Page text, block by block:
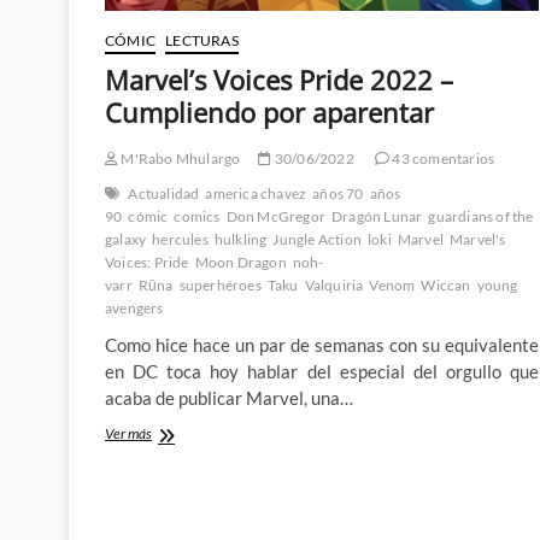
CÓMIC LECTURAS
Marvel’s Voices Pride 2022 –
Cumpliendo por aparentar
M'Rabo Mhulargo 30/06/2022
43 comentarios
Actualidad america chavez años 70 años
90 cómic comics Don McGregor Dragón Lunar guardians of the
galaxy hercules hulkling Jungle Action loki Marvel Marvel's
Voices: Pride Moon Dragon noh-
varr Rūna superhéroes Taku Valquiria Venom Wiccan young
avengers
Como hice hace un par de semanas con su equivalente
en DC toca hoy hablar del especial del orgullo que
acaba de publicar Marvel, una…
Ver másMarvel’s